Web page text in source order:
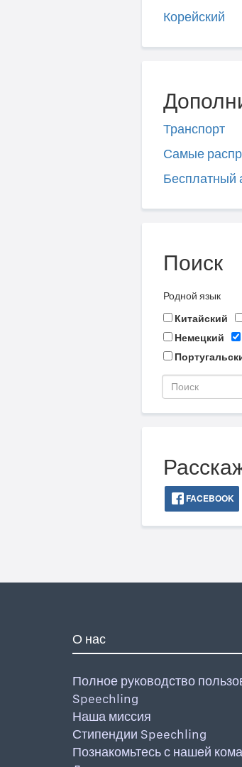
Корейский
Транспорт
Самые
Бесплатный
Поиск
Родной язык
Китайский
Немецкий
FACEBOOK
О нас
Полное руководство
Speechling
Наша миссия
Стипендии Speechling
Познакомьтесь с нашей